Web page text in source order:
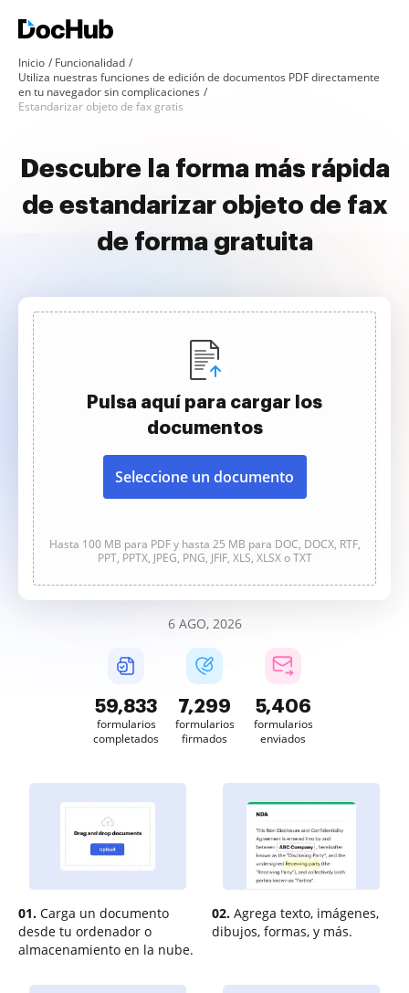
Inicio
Funcionalidad
Utiliza nuestras funciones de edición de documentos PDF directamente
en tu navegador sin complicaciones
Estandarizar objeto de fax gratis
Descubre la forma más rápida
de estandarizar objeto de fax
de forma gratuita
Pulsa aquí para cargar los
documentos
Seleccione un documento
Hasta 100 MB para PDF y hasta 25 MB para DOC, DOCX, RTF,
PPT, PPTX, JPEG, PNG, JFIF, XLS, XLSX o TXT
6 AGO, 2026
59,836
formularios
completados
7,299
formularios
firmados
5,406
formularios
enviados
01. Carga un documento
desde tu ordenador o
almacenamiento en la nube.
02. Agrega texto, imágenes,
dibujos, formas, y más.